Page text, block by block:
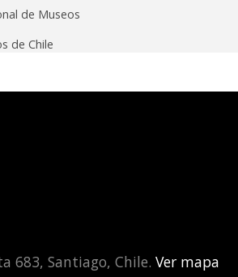
de Museos
de Chile
683, Santiago, Chile. Ver mapa